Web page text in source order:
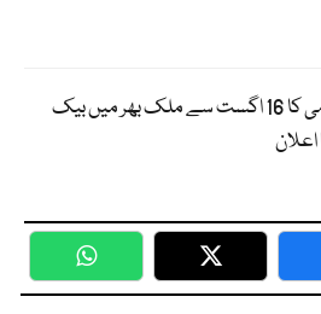
جماعت اسلامی کا 16 اگست سے ملک بھر میں بیک
WhatsApp Twitter